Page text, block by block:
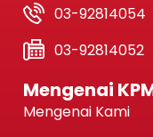
03-92814054
03-92814052
Mengenai
Mengenai Kami